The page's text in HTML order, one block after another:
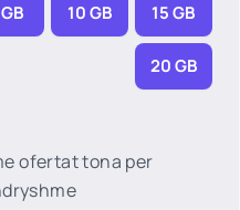
10 GB 15 GB
20 GB
ofertat tona per